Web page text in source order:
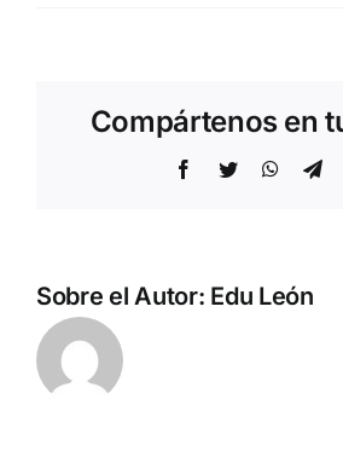
Compártenos en
Facebook
Twitter
Sobre el Autor: Edu León